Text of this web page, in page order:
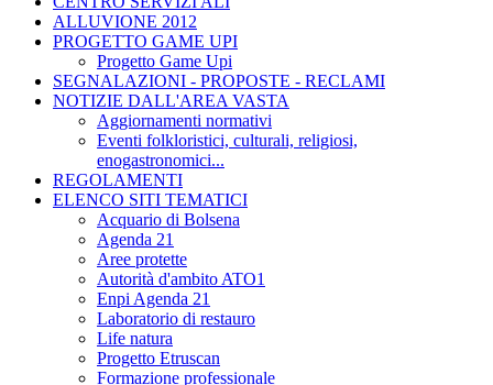
ALLUVIONE 2012
PROGETTO GAME UPI
Progetto Game Upi
SEGNALAZIONI - PROPOSTE - RECLAMI
NOTIZIE DALL'AREA VASTA
Aggiornamenti normativi
Eventi folkloristici, culturali, religiosi,
enogastronomici...
REGOLAMENTI
ELENCO SITI TEMATICI
Acquario di Bolsena
Agenda 21
Aree protette
Autorità d'ambito ATO1
Enpi Agenda 21
Laboratorio di restauro
Life natura
Progetto Etruscan
Formazione professionale